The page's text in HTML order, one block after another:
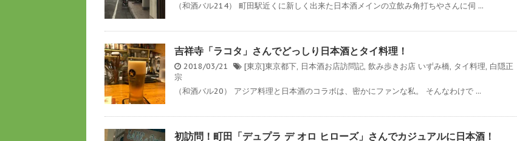
（和酒バル214） 町田駅近くに新しく出来た日本酒メインの立飲み角打ちやさんに伺 ...
吉祥寺「ラコタ」さんでどっしり日本酒とタイ料理！
2018/03/21 [東京]東京都下, 日本酒お店訪問記, 飲み歩きお店 いずみ橋, タイ料理, 白隠正
宗
（和酒バル20） アジア料理と日本酒のコラボは、密かにファンな私。 そんなわけで ...
初訪問！町田「デュプラ デ オロ ヒローズ」さんでカジュアルに日本酒！